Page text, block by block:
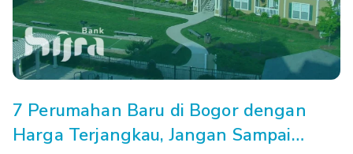
7 Perumahan Baru di Bogor dengan
Harga Terjangkau, Jangan Sampai